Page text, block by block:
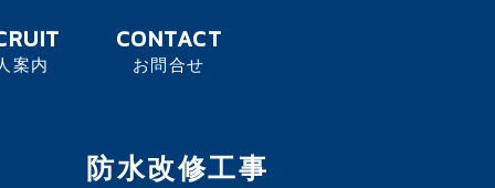
案内
CONTACT
お問合せ
修工事